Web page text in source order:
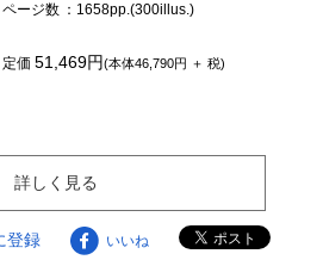
ページ数 ：1658pp.(300illus.)
定価51,469円(本体46,790円 ＋ 税)
詳しく見る
登録 いいね